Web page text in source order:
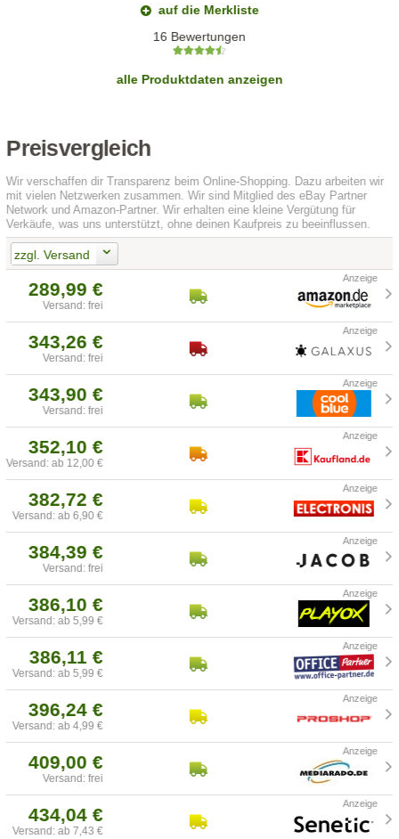
auf die Merkliste
16 Bewertungen
alle Produktdaten anzeigen
Preisvergleich
Wir verschaffen dir Transparenz beim Online-Shopping. Dazu arbeiten wir
mit vielen Netzwerken zusammen. Wir sind Mitglied des eBay Partner
Network und Amazon-Partner. Wir erhalten eine kleine Vergütung für
Verkäufe, was uns unterstützt, ohne deinen Kaufpreis zu beeinflussen.
zzgl. Versand
289,99 €
Versand: frei
343,26 €
Versand: frei
343,90 €
Versand: frei
352,10 €
Versand: ab 12,00 €
382,72 €
Versand: ab 6,90 €
384,39 €
Versand: frei
386,10 €
Versand: ab 5,99 €
386,11 €
Versand: ab 5,99 €
396,24 €
Versand: ab 4,99 €
409,00 €
Versand: frei
434,04 €
Versand: ab 7,43 €